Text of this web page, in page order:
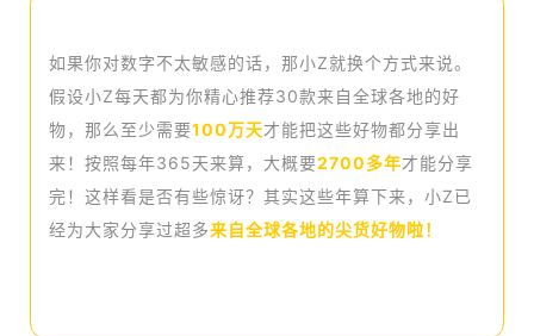
如果你对数字不太敏感的话，那小Z就换个方式来说。
假设小Z每天都为你精心推荐30款来自全球各地的好
物，那么至少需要100万天才能把这些好物都分享出
来！按照每年365天来算，大概要2700多年才能分享
完！这样看是否有些惊讶？其实这些年算下来，小Z已
经为大家分享过超多来自全球各地的尖货好物啦！